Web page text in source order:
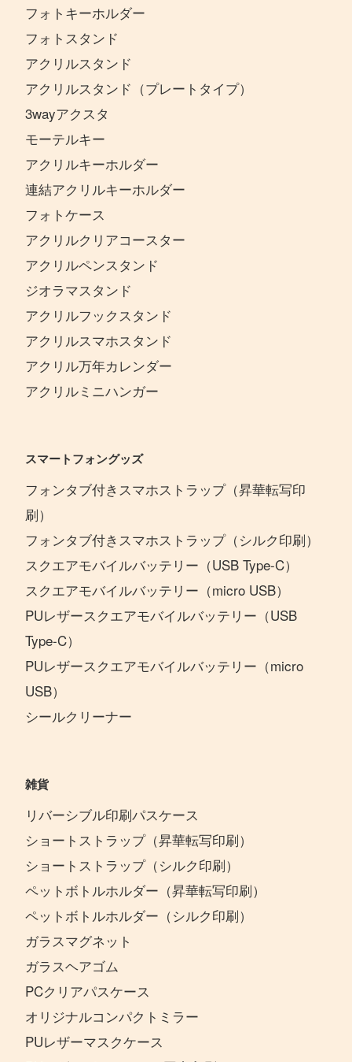
フォトキーホルダー
フォトスタンド
アクリルスタンド
アクリルスタンド（プレートタイプ）
3wayアクスタ
モーテルキー
アクリルキーホルダー
連結アクリルキーホルダー
フォトケース
アクリルクリアコースター
アクリルペンスタンド
ジオラマスタンド
アクリルフックスタンド
アクリルスマホスタンド
アクリル万年カレンダー
アクリルミニハンガー
スマートフォングッズ
フォンタブ付きスマホストラップ（昇華転写印
刷）
フォンタブ付きスマホストラップ（シルク印刷）
スクエアモバイルバッテリー（USB Type-C）
スクエアモバイルバッテリー（micro USB）
PUレザースクエアモバイルバッテリー（USB
Type-C）
PUレザースクエアモバイルバッテリー（micro
USB）
シールクリーナー
雑貨
リバーシブル印刷パスケース
ショートストラップ（昇華転写印刷）
ショートストラップ（シルク印刷）
ペットボトルホルダー（昇華転写印刷）
ペットボトルホルダー（シルク印刷）
ガラスマグネット
ガラスヘアゴム
PCクリアパスケース
オリジナルコンパクトミラー
PUレザーマスクケース